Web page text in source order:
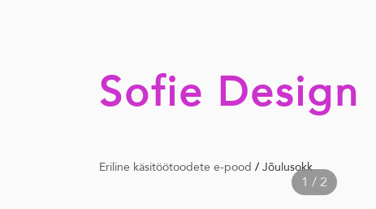
Sofie Design
Eriline käsitöötoodete e-pood / Jõulusokk
1 / 2